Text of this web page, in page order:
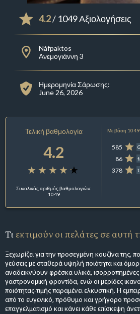
4.2/ 1049 Αξιολογήσεις
Náfpaktos
Ανεμογιάννη 3
Ημερομηνία Σάρωσης:
June 26, 2026
Τελική βαθμολογία
4.2
Συνολικός αριθμός βαθμολογιών:
1049
Με βάση 1049
585
86
378
Τι εκτιμούν οι πελάτες σε αυτή
Ξεχωρίζει για την προσεγμένη κουζίνα της,
γεύσεις με σταθερά υψηλή ποιότητα και
αναδεικνύουν φρέσκα υλικά, ισορροπημένες
γαστρονομική φροντίδα, ενώ οι μερίδες
ποιότητας-τιμής παραμένει ελκυστική. Η
από το ευγενικό, πρόθυμο και γρήγορο
επαγγελματισμό και κάνει κάθε επίσκεψη